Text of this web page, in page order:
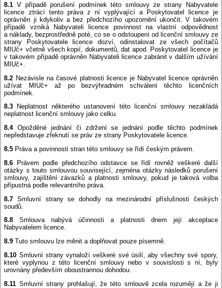
8.1 V případě porušení podmínek této smlouvy ze strany Nabyvatele
licence ztrácí tento práva z ní vyplývající a Poskytovatel licence je
oprávněn ji kdykoliv a bez předchozího upozornění ukončit. V takovém
případě vzniká Nabyvateli licence povinnost na vlastní odpovědnost
a náklady, bezprostředně poté, co se o odstoupení od licenční smlouvy ze
strany Poskytovatele licence dozví, odinstalovat ze všech počítačů
MIUč+ včetně všech kopií, dokumentů, dat apod. Poskytovatel licence je
v takovém případě oprávněn Nabyvateli licence zabránit v dalším užívání
MIUč+.
8.2 Nezávisle na časové platnosti licence je Nabyvatel licence oprávněn
užívat MIUč+ až po bezvýhradném schválení těchto licenčních
podmínek.
8.3
Neplatnost některého ustanovení této licenční smlouvy nezakládá
neplatnost licenční smlouvy jako celku.
8.4Opožděné jednání či zdržení se jednání podle těchto podmínek
nepředstavuje zřeknutí se práv ze strany Poskytovatele licence.
8.5 Práva a povinnosti stran této smlouvy se řídí českým právem.
8.6 Právem podle předchozího odstavce se řídí rovněž veškeré další
otázky s touto smlouvou související, zejména otázky následků porušení
smlouvy, zajištění závazků a platnosti smlouvy, pokud je taková volba
přípustná podle relevantního práva.
8.7 Smluvní strany se dohodly na mezinárodní příslušnosti českých
soudů.
8.8Smlouva nabývá účinnosti a platnosti dnem její akceptace
Nabyvatelem licence.
8.9 Tuto smlouvu lze měnit a doplňovat pouze písemně.
8.10 Smluvní strany vynaloží veškeré své úsilí, aby všechny své spory,
které vyplynou z této licenční smlouvy nebo v souvislosti s ní, byly
urovnány především oboustrannou dohodou.
8.11 Smluvní strany prohlašují, že této smlouvě zcela rozumějí a že ji